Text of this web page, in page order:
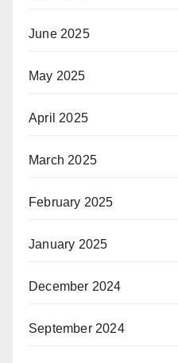
June 2025
May 2025
April 2025
March 2025
February 2025
January 2025
December 2024
September 2024